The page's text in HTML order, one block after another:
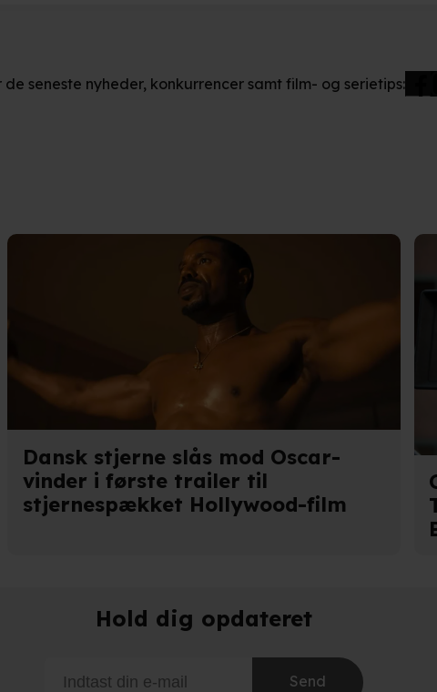
tilbage eller ændre indstillinger fra vores "Cookiedeklaration".
og behandling af dine personoplysninger i både vores
de seneste nyheder, konkurrencer samt film- og serietips:
Dansk stjerne slås mod Oscar-
vinder i første trailer til
stjernespækket Hollywood-film
Hold dig opdateret
Send